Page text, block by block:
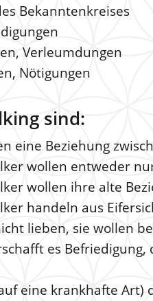
Bekanntenkreises
Verleumdungen
Nötigungen
sind:
eine Beziehung
wollen entweder
wollen ihre alte
handeln aus
lieben, sie wollen
es
eine krankhafte Art)